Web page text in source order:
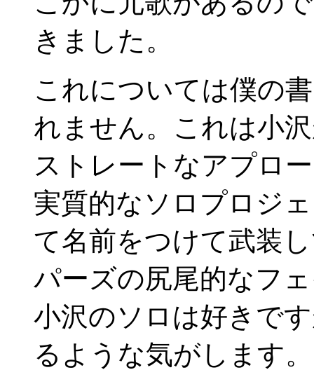
きました。
これについては僕の
れません。これは小
ストレートなアプロ
実質的なソロプロジ
て名前をつけて武装
パーズの尻尾的なフ
小沢のソロは好きで
るような気がします。